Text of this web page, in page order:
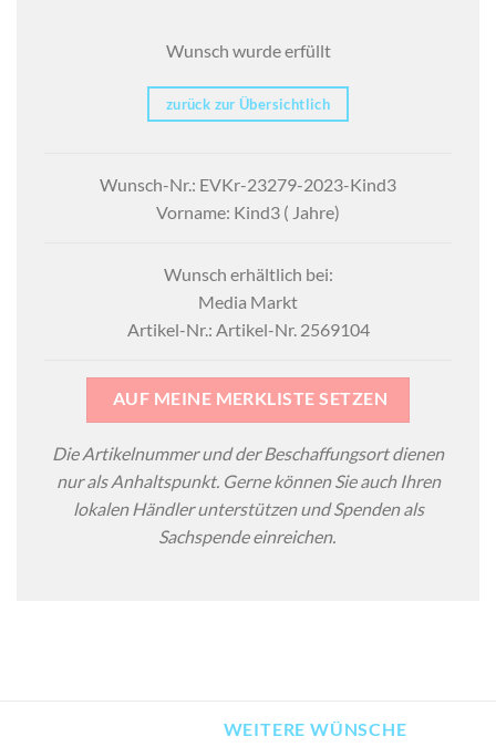
Wunsch wurde erfüllt
zurück zur Übersichtlich
Wunsch-Nr.: EVKr-23279-2023-Kind3
Vorname: Kind3 ( Jahre)
Wunsch erhältlich bei:
Media Markt
Artikel-Nr.: Artikel-Nr. 2569104
AUF MEINE MERKLISTE SETZEN
Die Artikelnummer und der Beschaffungsort dienen
nur als Anhaltspunkt. Gerne können Sie auch Ihren
lokalen Händler unterstützen und Spenden als
Sachspende einreichen.
WEITERE WÜNSCHE